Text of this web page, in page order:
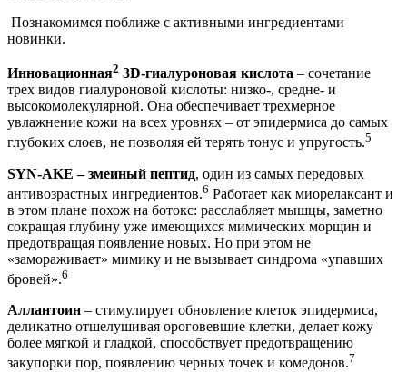
Познакомимся поближе с активными ингредиентами
новинки.
Инновационная2 3D-гиалуроновая кислота – сочетание
трех видов гиалуроновой кислоты: низко-, средне- и
высокомолекулярной. Она обеспечивает трехмерное
увлажнение кожи на всех уровнях – от эпидермиса до самых
глубоких слоев, не позволяя ей терять тонус и упругость.5
SYN-AKE – змеиный пептид, один из самых передовых
антивозрастных ингредиентов.6 Работает как миорелаксант и
в этом плане похож на ботокс: расслабляет мышцы, заметно
сокращая глубину уже имеющихся мимических морщин и
предотвращая появление новых. Но при этом не
«замораживает» мимику и не вызывает синдрома «упавших
бровей».6
Аллантоин – стимулирует обновление клеток эпидермиса,
деликатно отшелушивая ороговевшие клетки, делает кожу
более мягкой и гладкой, способствует предотвращению
закупорки пор, появлению черных точек и комедонов.7